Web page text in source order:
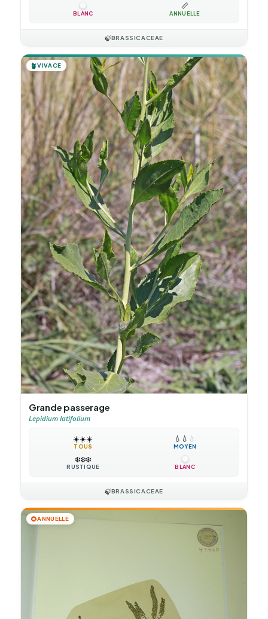
BLANC
📏
ANNUELLE
🍃BRASSICACEAE
🪴VIVACE
Grande passerage
Lepidium latifolium
☀️☀️☀️
TOUS
💧 💧 💧
MOYEN
❄️❄️❄️
RUSTIQUE BLANC
🍃BRASSICACEAE
🌻ANNUELLE